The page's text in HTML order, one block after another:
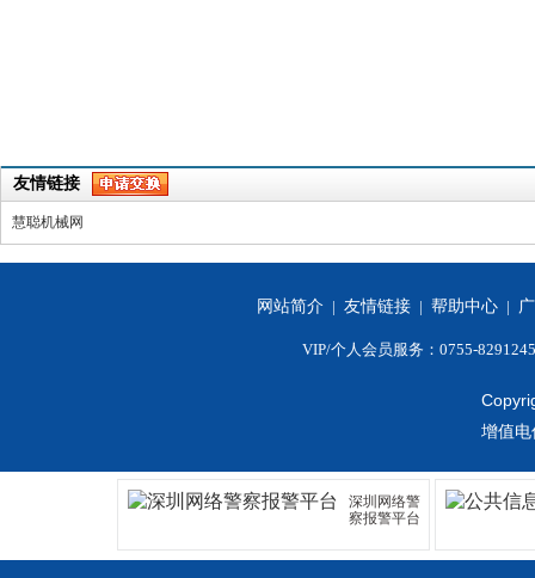
友情链接
慧聪机械网
网站简介 | 友情链接 | 帮助中心 |
VIP/个人会员服务：0755-
增值
深圳网络警
察报警平台